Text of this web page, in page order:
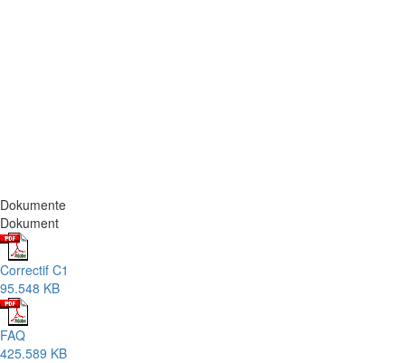
Dokumente
Dokument
Correctif C1
95.548 KB
FAQ
425.589 KB